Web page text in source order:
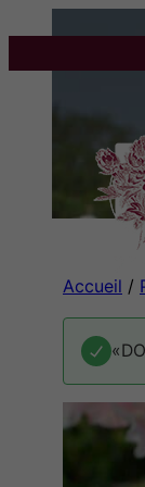
Accueil /